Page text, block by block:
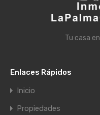
Tu casa
Enlaces Rápidos
Inicio
Propiedades